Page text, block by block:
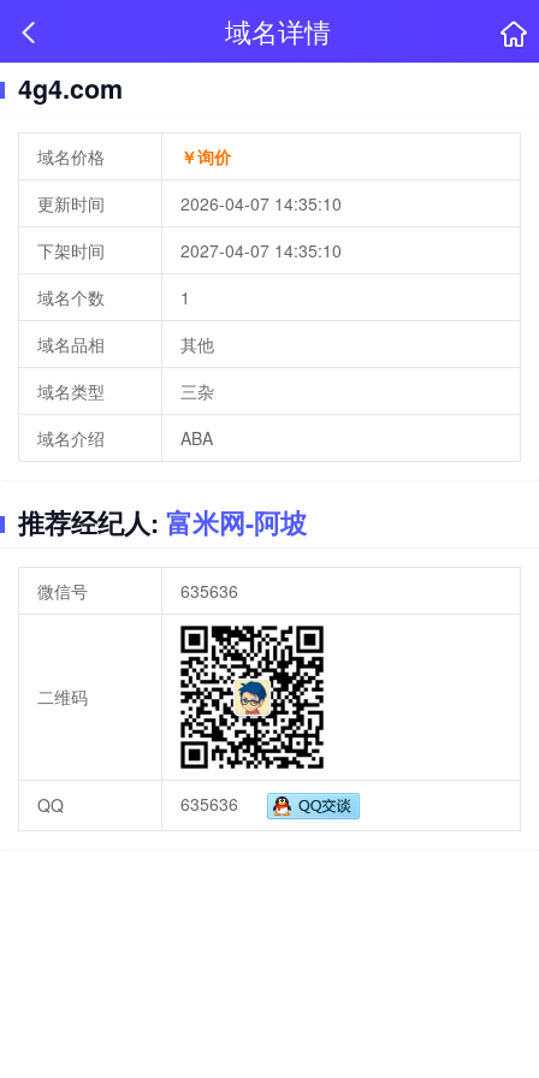
域名详情
4g4.com
域名价格
￥询价
更新时间
2026-04-07 14:35:10
下架时间
2027-04-07 14:35:10
域名个数
1
域名品相
其他
域名类型
三杂
域名介绍
ABA
推荐经纪人: 富米网-阿坡
微信号 635636
二维码
QQ 635636